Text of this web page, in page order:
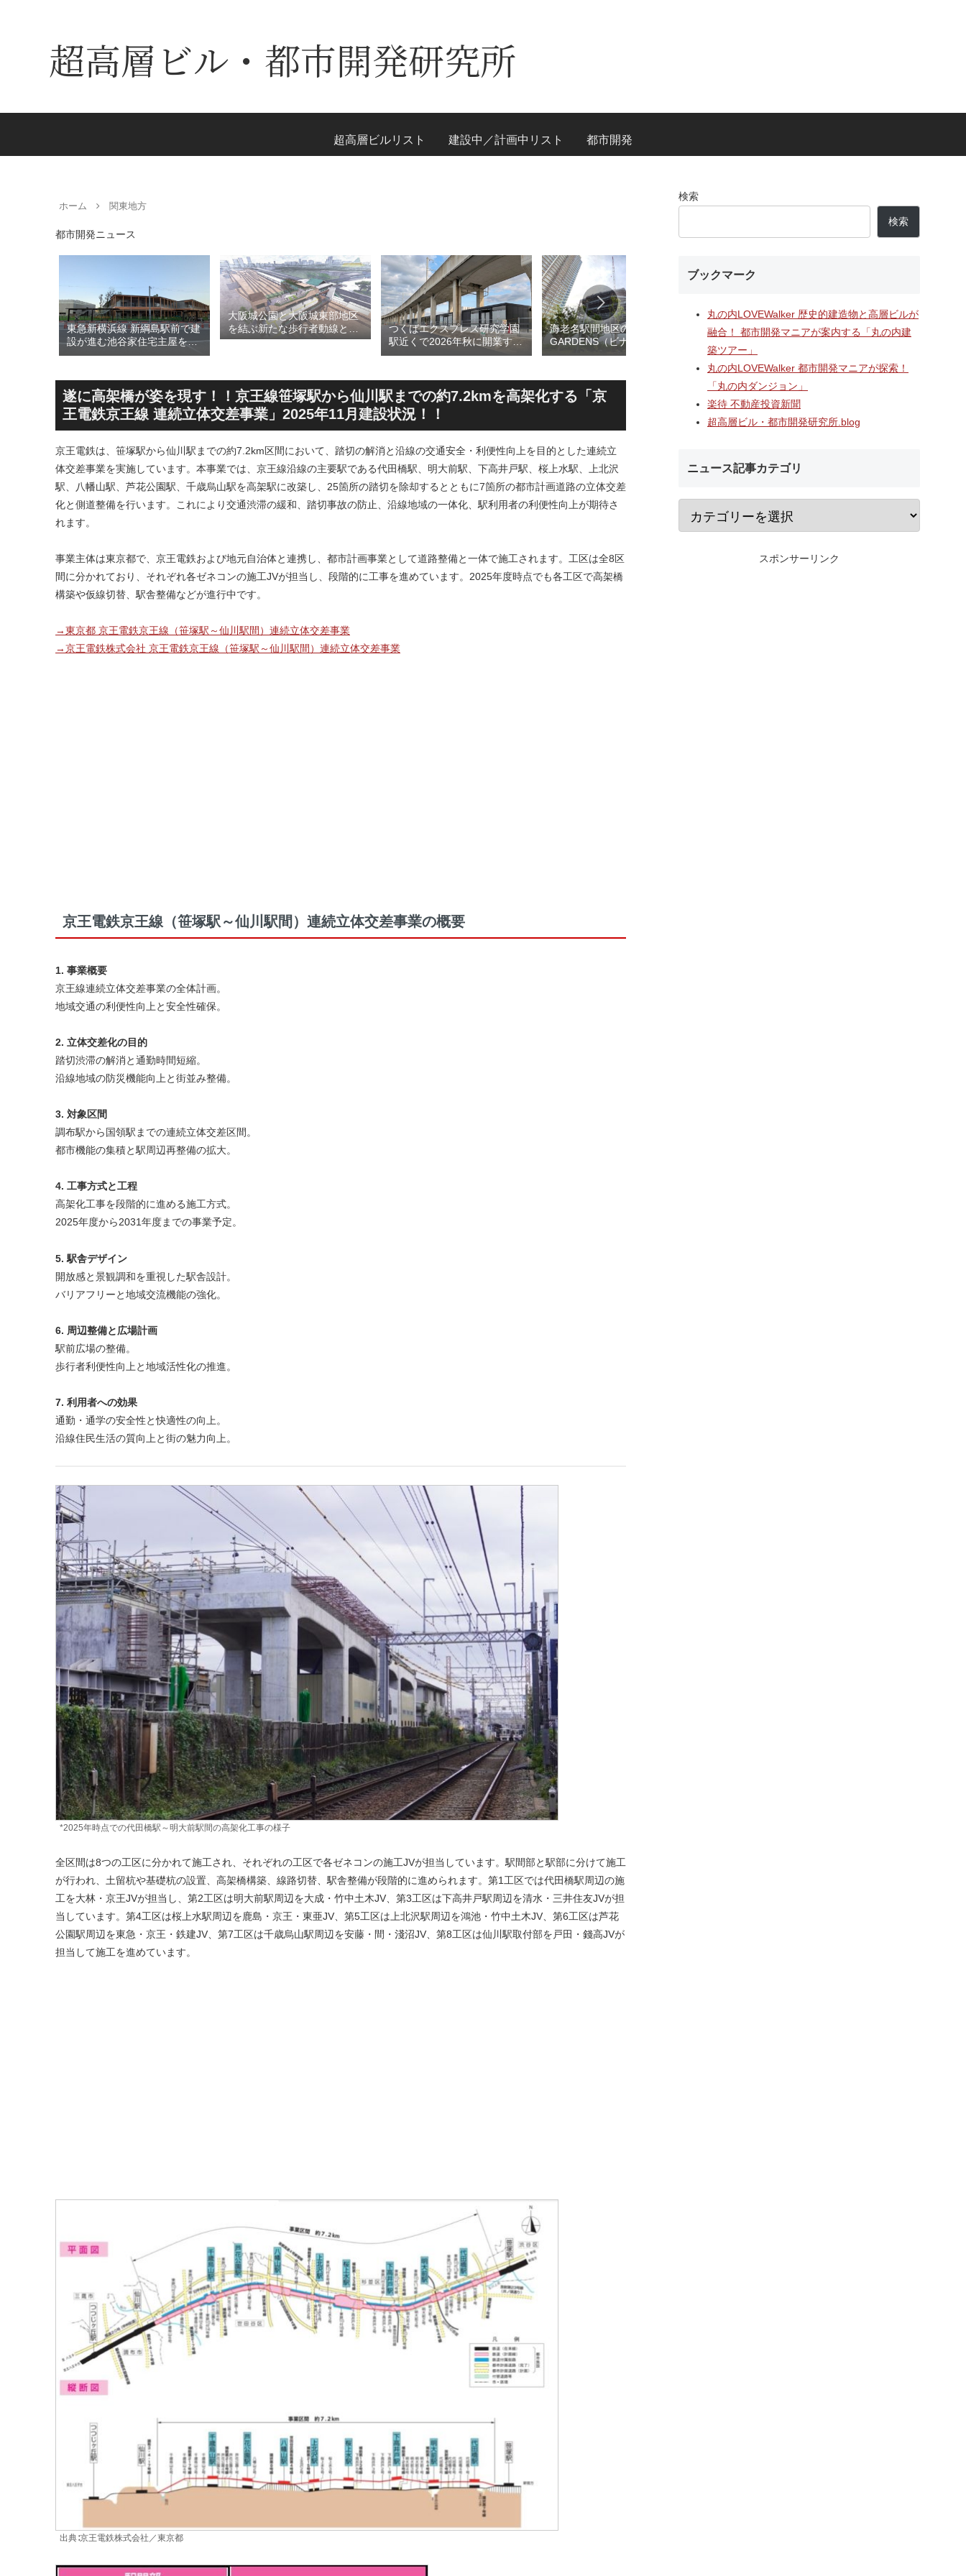
超高層ビル・都市開発研究所
超高層ビルリスト 建設中／計画中リスト 都市開発
ホーム 関東地方
都市開発ニュース
東急新横浜線 新綱島駅前で建
設が進む池谷家住宅主屋を活
用した「新綱島MICCA」！！
による新たな駅前拠点が2026
年秋誕生へ！！
大阪城公園と大阪城東部地区
を結ぶ新たな歩行者動線とな
る「大阪城公園接続デッ
表！！
つくばエクスプレス研究学園
駅近くで2026年秋に開業する
高架下商業施設「寿横
跡地の開発計画や商業ビル建
設進行などにより駅前商業地
が形成へ！！
海老名駅間地区のViNA
GARDENS（ビナ ガーデン
ズ）で建設中の「（仮称）フ
テル温浴棟」2026年夏時点建
設状況！！天然温泉のほか子
育て・ペット関連の複合施設
なんばのクボタ旧本社跡地に
の多目的アリーナ「（仮称）
Kubota LaLa arena」！！街
区名称は「Kubota field（クボ
タフィールド）」に決定！！
長崎駅前の県営バス
業」！！バスターミ
遂に高架橋が姿を現す！！京王線笹塚駅から仙川駅までの約7.2kmを高架化する「京
王電鉄京王線 連続立体交差事業」2025年11月建設状況！！
京王電鉄は、笹塚駅から仙川駅までの約7.2km区間において、踏切の解消と沿線の交通安全・利便性向上を目的とした連続立
体交差事業を実施しています。本事業では、京王線沿線の主要駅である代田橋駅、明大前駅、下高井戸駅、桜上水駅、上北沢
駅、八幡山駅、芦花公園駅、千歳烏山駅を高架駅に改築し、25箇所の踏切を除却するとともに7箇所の都市計画道路の立体交差
化と側道整備を行います。これにより交通渋滞の緩和、踏切事故の防止、沿線地域の一体化、駅利用者の利便性向上が期待さ
れます。
事業主体は東京都で、京王電鉄および地元自治体と連携し、都市計画事業として道路整備と一体で施工されます。工区は全8区
間に分かれており、それぞれ各ゼネコンの施工JVが担当し、段階的に工事を進めています。2025年度時点でも各工区で高架橋
構築や仮線切替、駅舎整備などが進行中です。
→東京都 京王電鉄京王線（笹塚駅～仙川駅間）連続立体交差事業
→京王電鉄株式会社 京王電鉄京王線（笹塚駅～仙川駅間）連続立体交差事業
京王電鉄京王線（笹塚駅～仙川駅間）連続立体交差事業の概要
1. 事業概要
京王線連続立体交差事業の全体計画。
地域交通の利便性向上と安全性確保。
2. 立体交差化の目的
踏切渋滞の解消と通勤時間短縮。
沿線地域の防災機能向上と街並み整備。
3. 対象区間
調布駅から国領駅までの連続立体交差区間。
都市機能の集積と駅周辺再整備の拡大。
4. 工事方式と工程
高架化工事を段階的に進める施工方式。
2025年度から2031年度までの事業予定。
5. 駅舎デザイン
開放感と景観調和を重視した駅舎設計。
バリアフリーと地域交流機能の強化。
6. 周辺整備と広場計画
駅前広場の整備。
歩行者利便性向上と地域活性化の推進。
7. 利用者への効果
通勤・通学の安全性と快適性の向上。
沿線住民生活の質向上と街の魅力向上。
*2025年時点での代田橋駅～明大前駅間の高架化工事の様子
全区間は8つの工区に分かれて施工され、それぞれの工区で各ゼネコンの施工JVが担当しています。駅間部と駅部に分けて施工
が行われ、土留杭や基礎杭の設置、高架橋構築、線路切替、駅舎整備が段階的に進められます。第1工区では代田橋駅周辺の施
工を大林・京王JVが担当し、第2工区は明大前駅周辺を大成・竹中土木JV、第3工区は下高井戸駅周辺を清水・三井住友JVが担
当しています。第4工区は桜上水駅周辺を鹿島・京王・東亜JV、第5工区は上北沢駅周辺を鴻池・竹中土木JV、第6工区は芦花
公園駅周辺を東急・京王・鉄建JV、第7工区は千歳烏山駅周辺を安藤・間・淺沼JV、第8工区は仙川駅取付部を戸田・錢高JVが
担当して施工を進めています。
出典∶京王電鉄株式会社／東京都
検索
検索
ブックマーク
丸の内LOVEWalker 歴史的建造物と高層ビルが
融合！ 都市開発マニアが案内する「丸の内建
築ツアー」
丸の内LOVEWalker 都市開発マニアが探索！
「丸の内ダンジョン」
楽待 不動産投資新聞
超高層ビル・都市開発研究所.blog
ニュース記事カテゴリ
スポンサーリンク